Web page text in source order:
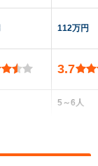
112万円
3.7
5～6人